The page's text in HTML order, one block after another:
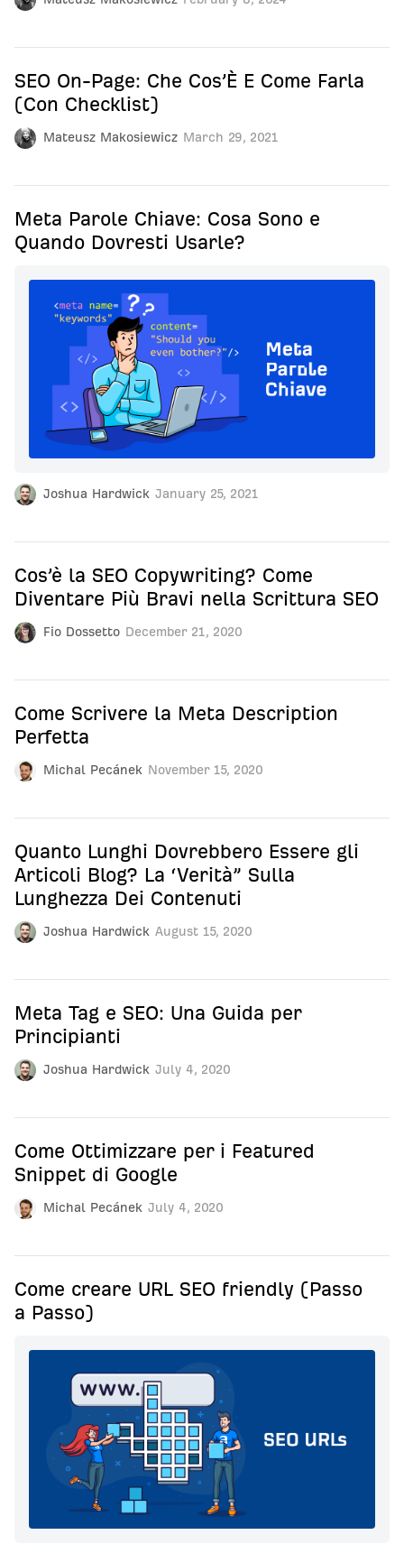
Mateusz Makosiewicz March 29, 2021
SEO On-Page: Che Cos’È E Come Farla
(Con Checklist)
Joshua Hardwick January 25, 2021
Meta Parole Chiave: Cosa Sono e
Quando Dovresti Usarle?
Fio Dossetto December 21, 2020
Cos’è la SEO Copywriting? Come
Diventare Più Bravi nella Scrittura SEO
Michal Pecánek November 15, 2020
Come Scrivere la Meta Description
Perfetta
Joshua Hardwick August 15, 2020
Quanto Lunghi Dovrebbero Essere gli
Articoli Blog? La ‘Verità” Sulla
Lunghezza Dei Contenuti
Joshua Hardwick July 4, 2020
Meta Tag e SEO: Una Guida per
Principianti
Michal Pecánek July 4, 2020
Come Ottimizzare per i Featured
Snippet di Google
Come creare URL SEO friendly (Passo
a Passo)